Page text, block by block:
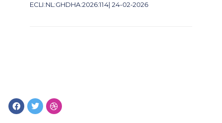
ECLI:NL:GHDHA:2026:114| 24-02-2026